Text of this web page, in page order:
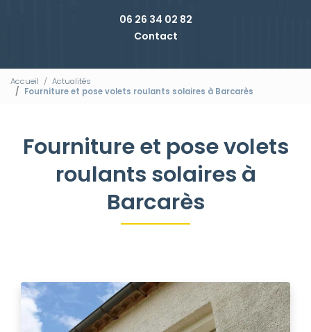
06 26 34 02 82
Contact
Accueil
Actualités
Fourniture et pose volets roulants solaires à Barcarès
Fourniture et pose volets
roulants solaires à
Barcarès